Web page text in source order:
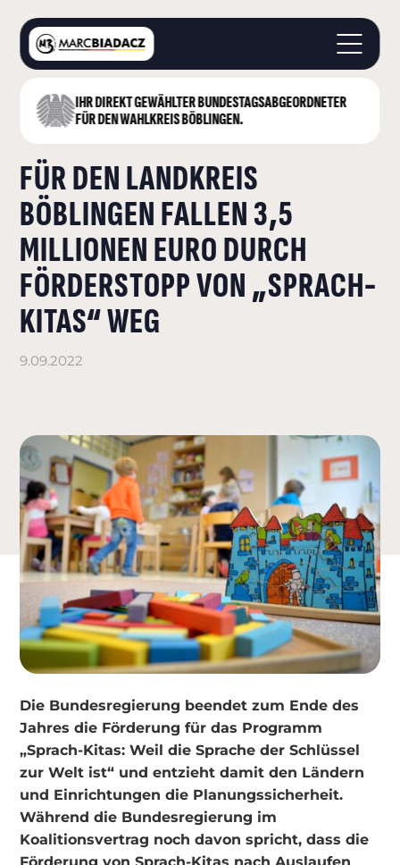
IHR DIREKT GEWÄHLTER BUNDESTAGS­ABGEORDNETER
FÜR DEN WAHLKREIS BÖBLINGEN.
STARTSEITE
LANDKREIS BÖBLINGEN
DEUTSCHER BUNDESTAG
AKTUELLES
KONTAKT
FÜR DEN LANDKREIS
BÖBLINGEN FALLEN 3,5
MILLIONEN EURO DURCH
FÖRDERSTOPP VON „SPRACH-
KITAS“ WEG
9.09.2022
Die Bundesregierung beendet zum Ende des
Jahres die Förderung für das Programm
„Sprach-Kitas: Weil die Sprache der Schlüssel
zur Welt ist“ und entzieht damit den Ländern
und Einrichtungen die Planungssicherheit.
Während die Bundesregierung im
Koalitionsvertrag noch davon spricht, dass die
Förderung von Sprach-Kitas nach Auslaufen